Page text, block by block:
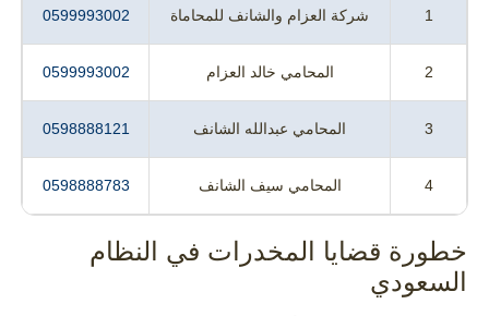
1 شركة العزام والشانف للمحاماة 0599993002
2 المحامي خالد العزام 0599993002
3 المحامي عبدالله الشانف 0598888121
4 المحامي سيف الشانف 0598888783
خطورة قضايا المخدرات في النظام
السعودي